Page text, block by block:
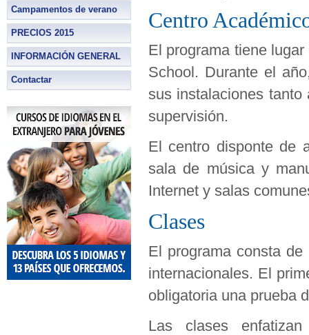
Campamentos de verano
PRECIOS 2015
INFORMACIÓN GENERAL
Contactar
Centro
El programa tiene
School. Durante el
sus instalaciones tanto
supervisión.
El centro disponte de
sala de música y
Internet y salas
Clases
El programa consta
internacionales. El
obligatoria una prueba
Las clases